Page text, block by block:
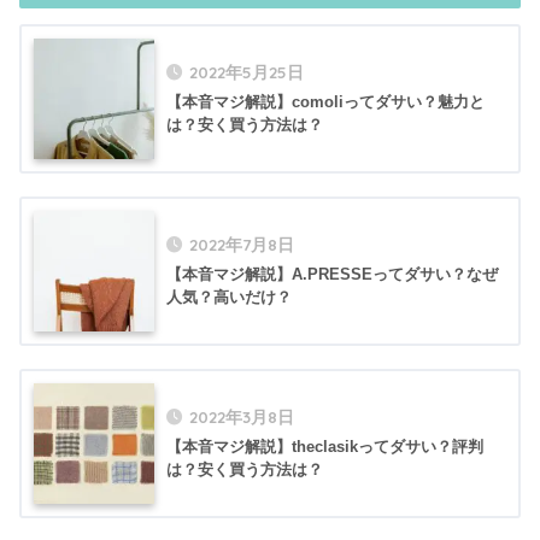
2022年5月25日
【本音マジ解説】comoliってダサい？魅力と
は？安く買う方法は？
2022年7月8日
【本音マジ解説】A.PRESSEってダサい？なぜ
人気？高いだけ？
2022年3月8日
【本音マジ解説】theclasikってダサい？評判
は？安く買う方法は？